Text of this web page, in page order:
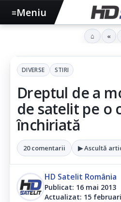
DIVERSE STIRI
Dreptul de a
de satelit pe o
închiriată
20 comentarii ▶ Ascultă
HD Satelit România
Publicat: 16 mai 2013
Actualizat: 15
≡Meniu
⌂ «